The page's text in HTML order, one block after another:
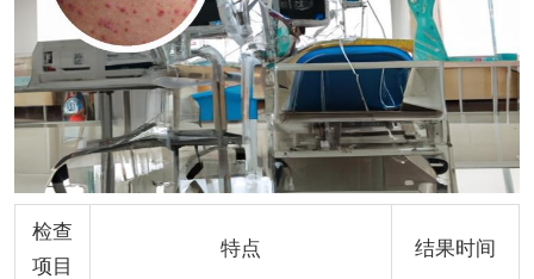
检查
项目
特点 结果时间